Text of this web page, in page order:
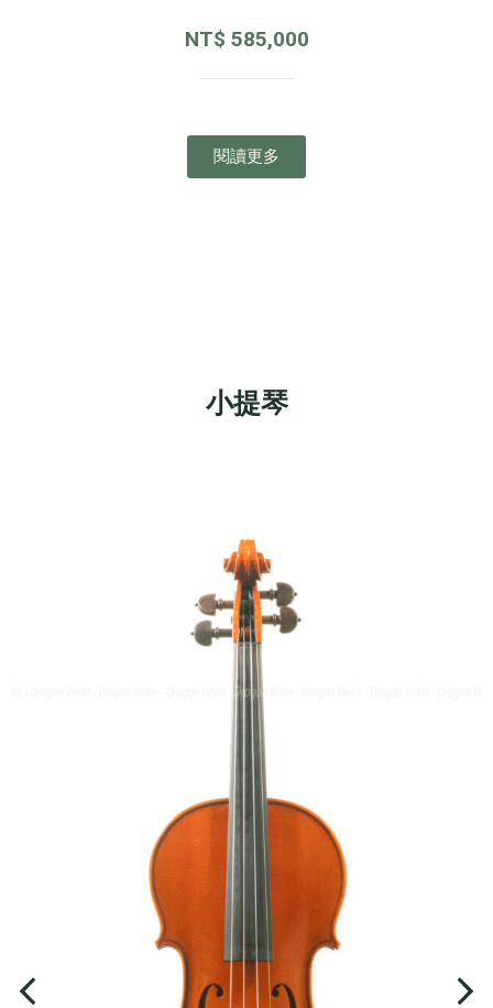
NT$ 585,000
閱讀更多
小提琴